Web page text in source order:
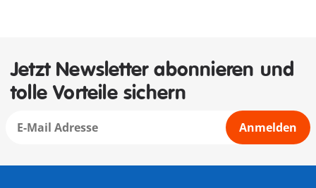
Jetzt Newsletter abonnieren und
tolle Vorteile sichern
Anmelden